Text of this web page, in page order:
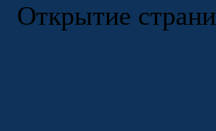
Открытие